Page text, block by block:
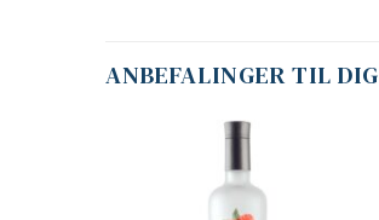
ANBEFALINGER TIL DIG